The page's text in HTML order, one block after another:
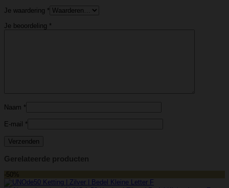
Je waardering *
Je beoordeling *
Naam *
E-mail *
Gerelateerde producten
-50%